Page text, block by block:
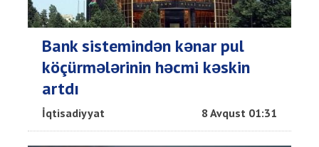
Bank sistemindən kənar pul
köçürmələrinin həcmi kəskin
artdı
İqtisadiyyat 8 Avqust 01:31